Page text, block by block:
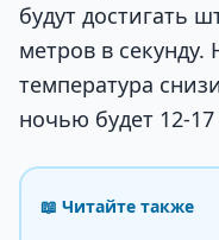
будут достигать
метров в
температура
ночью будет 12-17
📖 Читайте также